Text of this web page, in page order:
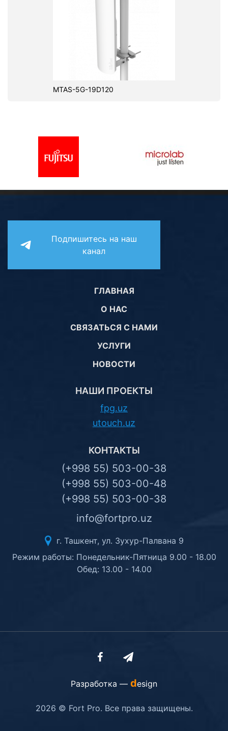
MTAS-5G-19D120
Подпишитесь на наш
канал
ГЛАВНАЯ
О НАС
СВЯЗАТЬСЯ С НАМИ
УСЛУГИ
НОВОСТИ
НАШИ ПРОЕКТЫ
fpg.uz
utouch.uz
КОНТАКТЫ
(+998 55) 503-00-38
(+998 55) 503-00-48
(+998 55) 503-00-38
info@fortpro.uz
г. Ташкент, ул. Зухур-Палвана 9
Режим работы: Понедельник-Пятница 9.00 - 18.00
Обед: 13.00 - 14.00
Разработка — design
2026 © Fort Pro. Все права защищены.